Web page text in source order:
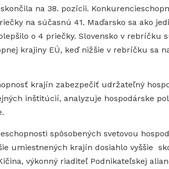
na 38. pozícii.
na súčasnú 41. Maďarsko sa ako
o 4 priečky. Slovensko v rebríčku
krajiny EÚ, keď nižšie v rebríčku sa
krajín zabezpečiť udržateľný
inštitúcií, analyzuje hospodárske
spôsobených svetovou
umiestnených krajín dosiahlo vyššie
výkonný riaditeľ Podnikateľskej